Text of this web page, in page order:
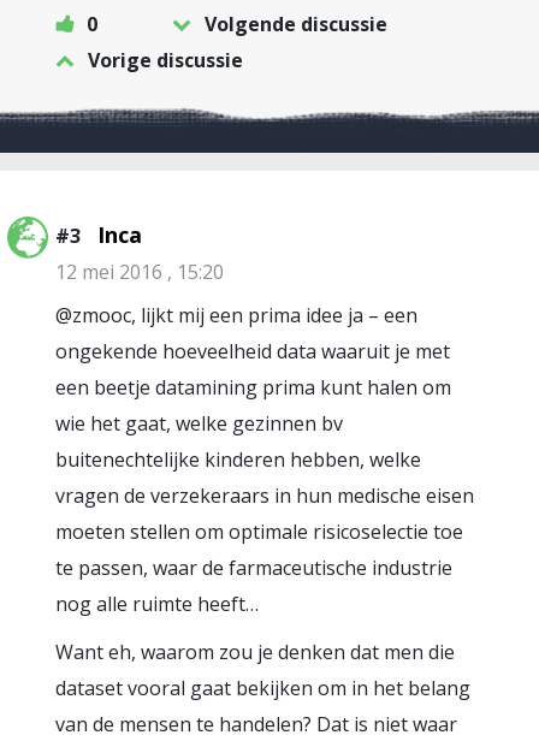
0
Volgende discussie
Vorige discussie
#3 Inca
12 mei 2016 , 15:20
@zmooc, lijkt mij een prima idee ja – een
ongekende hoeveelheid data waaruit je met
een beetje datamining prima kunt halen om
wie het gaat, welke gezinnen bv
buitenechtelijke kinderen hebben, welke
vragen de verzekeraars in hun medische eisen
moeten stellen om optimale risicoselectie toe
te passen, waar de farmaceutische industrie
nog alle ruimte heeft…
Want eh, waarom zou je denken dat men die
dataset vooral gaat bekijken om in het belang
van de mensen te handelen? Dat is niet waar